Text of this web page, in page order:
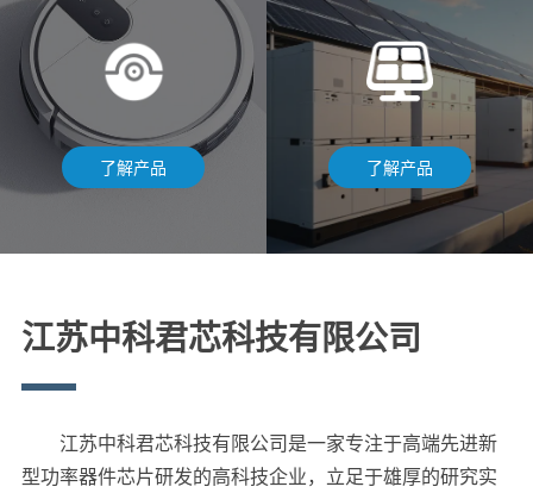
了解产品 了解产品
江苏中科君芯科技有限公司
江苏中科君芯科技有限公司是一家专注于高端先进新
型功率器件芯片研发的高科技企业，立足于雄厚的研究实